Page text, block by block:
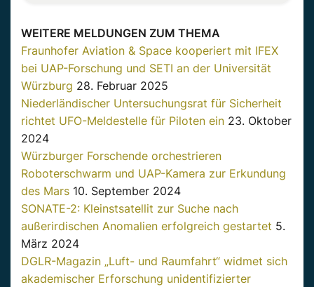
WEITERE MELDUNGEN ZUM THEMA
Fraunhofer Aviation & Space kooperiert mit IFEX
bei UAP-Forschung und SETI an der Universität
Würzburg 28. Februar 2025
Niederländischer Untersuchungsrat für Sicherheit
richtet UFO-Meldestelle für Piloten ein 23. Oktober
2024
Würzburger Forschende orchestrieren
Roboterschwarm und UAP-Kamera zur Erkundung
des Mars 10. September 2024
SONATE-2: Kleinstsatellit zur Suche nach
außerirdischen Anomalien erfolgreich gestartet 5.
März 2024
DGLR-Magazin „Luft- und Raumfahrt“ widmet sich
akademischer Erforschung unidentifizierter